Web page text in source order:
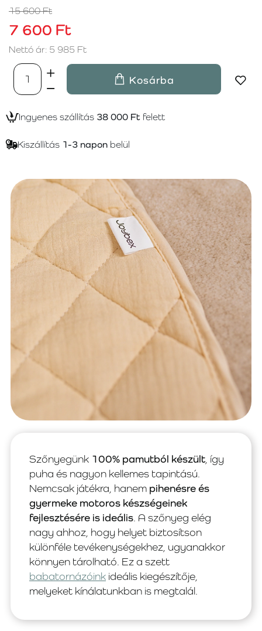
7 600 Ft
15 600 Ft
Nettó ár: 5 985 Ft
Kosárba
Ingyenes szállítás 38 000 Ft felett
Kiszállítás 1-3 napon belül
Szőnyegünk 100% pamutból készült , így
puha és nagyon kellemes tapintású.
Nemcsak játékra, hanem pihenésre és
gyermeke motoros készségeinek
fejlesztésére is ideális. A szőnyeg elég
nagy ahhoz, hogy helyet biztosítson
különféle tevékenységekhez, ugyanakkor
könnyen tárolható. Ez a szett
babatornázóink ideális kiegészítője,
melyeket kínálatunkban is megtalál.